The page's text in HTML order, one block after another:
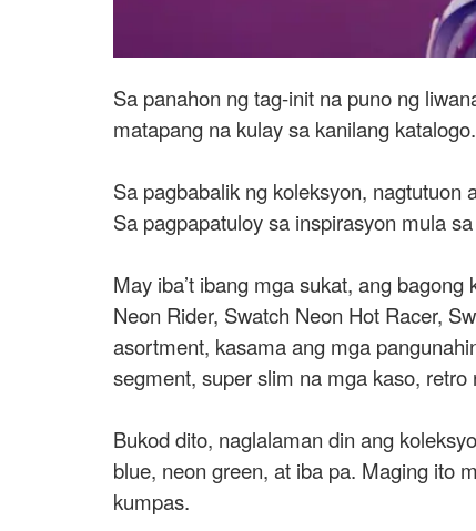
Sa panahon ng tag-init na puno ng
matapang na kulay sa kanilang katalogo.
Sa pagbabalik ng koleksyon, nagtutuon
Sa pagpapatuloy sa inspirasyon mula
May iba’t ibang mga sukat, ang
Neon Rider, Swatch Neon Hot Racer,
asortment, kasama ang mga
segment, super slim na mga kaso,
Bukod dito, naglalaman din ang
blue, neon green, at iba pa. Maging ito
kumpas.